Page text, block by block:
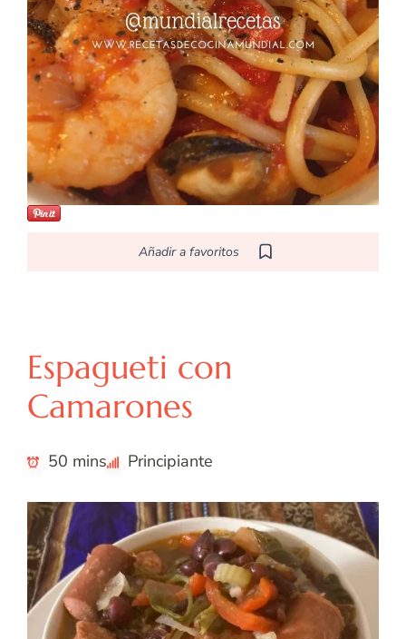
Añadir a favoritos
Espagueti con
Camarones
50 mins Principiante